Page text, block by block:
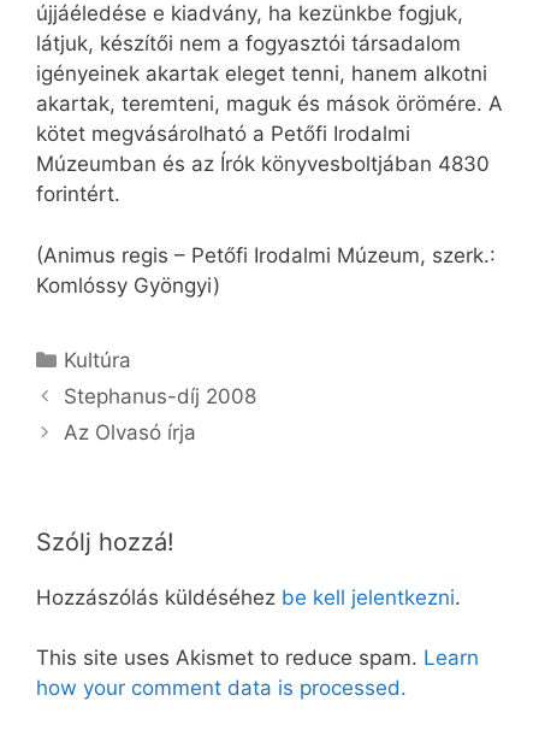
újjáéledése e kiadvány, ha kezünkbe fogjuk,
látjuk, készítői nem a fogyasztói társadalom
igényeinek akartak eleget tenni, hanem alkotni
akartak, teremteni, maguk és mások örömére. A
kötet megvásárolható a Petőfi Irodalmi
Múzeumban és az Írók könyvesboltjában 4830
forintért.
(Animus regis – Petőfi Irodalmi Múzeum, szerk.:
Komlóssy Gyöngyi)
Kategória
Kultúra
Stephanus-díj 2008
Az Olvasó írja
Szólj hozzá!
Hozzászólás küldéséhez be kell jelentkezni.
This site uses Akismet to reduce spam. Learn
how your comment data is processed.